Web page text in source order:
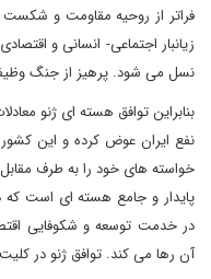
فراتر از روحیه مقاومت و شکست
زیانبار اجتماعی- انسانی و
نسل می شود. پرهیز از جنگ
بنابراین توافق هسته ای ژنو
نفع ایران عوض کرده و این
خواسته های خود را به طرف مقابل
پایدار و جامع هسته ای است که
در خدمت توسعه و شکوفایی
آن رها می کند. توافق ژنو در